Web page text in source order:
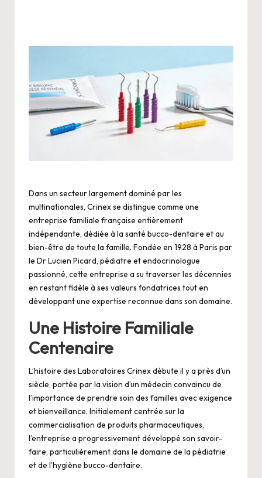
Dans un secteur largement dominé par les
multinationales, Crinex se distingue comme une
entreprise familiale française entièrement
indépendante, dédiée à la santé bucco-dentaire et au
bien-être de toute la famille. Fondée en 1928 à Paris par
le Dr Lucien Picard, pédiatre et endocrinologue
passionné, cette entreprise a su traverser les décennies
en restant fidèle à ses valeurs fondatrices tout en
développant une expertise reconnue dans son domaine.
Une Histoire Familiale
Centenaire
L’histoire des Laboratoires Crinex débute il y a près d’un
siècle, portée par la vision d’un médecin convaincu de
l’importance de prendre soin des familles avec exigence
et bienveillance. Initialement centrée sur la
commercialisation de produits pharmaceutiques,
l’entreprise a progressivement développé son savoir-
faire, particulièrement dans le domaine de la pédiatrie
et de l’hygiène bucco-dentaire.